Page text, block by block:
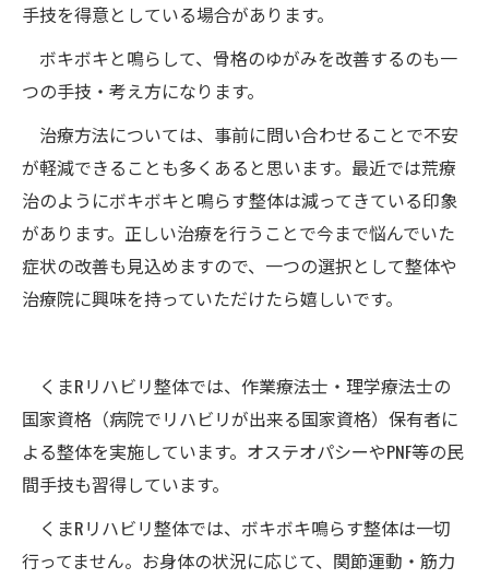
手技を得意としている場合があります。
ボキボキと鳴らして、骨格のゆがみを改善するのも一
つの手技・考え方になります。
治療方法については、事前に問い合わせることで不安
が軽減できることも多くあると思います。最近では荒療
治のようにボキボキと鳴らす整体は減ってきている印象
があります。正しい治療を行うことで今まで悩んでいた
症状の改善も見込めますので、一つの選択として整体や
治療院に興味を持っていただけたら嬉しいです。
くまRリハビリ整体では、作業療法士・理学療法士の
国家資格（病院でリハビリが出来る国家資格）保有者に
よる整体を実施しています。オステオパシーやPNF等の民
間手技も習得しています。
くまRリハビリ整体では、ボキボキ鳴らす整体は一切
行ってません。お身体の状況に応じて、関節運動・筋力